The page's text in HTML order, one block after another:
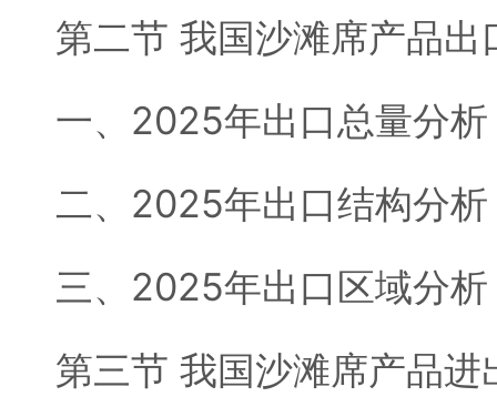
第二节 我国沙滩席产品出
一、2025年出口总量分析
二、2025年出口结构分析
三、2025年出口区域分析
第三节 我国沙滩席产品进